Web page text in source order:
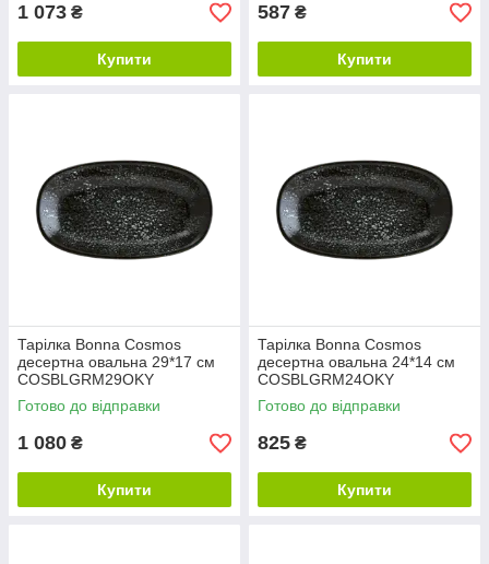
1 073 ₴
Купити
587 ₴
Купити
Тарілка Bonna Cosmos
десертна овальна 29*17 см
COSBLGRM29OKY
Готово до відправки
1 080 ₴
Купити
Тарілка Bonna Cosmos
десертна овальна 24*14 см
COSBLGRM24OKY
Готово до відправки
825 ₴
Купити